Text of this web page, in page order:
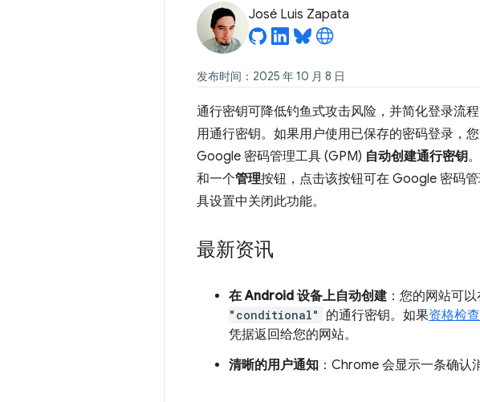
José Luis Zapata
发布时间：2025 年 10 月 8 日
通行密钥可降低钓鱼式攻击风险，并简化登录流
用通行密钥。如果用户使用已保存的密码登录，
Google 密码管理工具 (GPM) 自动创建通行密钥
和一个管理按钮，点击该按钮可在 Google 密码
具设置中关闭此功能。
最新资讯
在 Android 设备上自动创建 ：您的网站可
"conditional"
的通行密钥。如果资格检查
凭据返回给您的网站。
清晰的用户通知 ：Chrome 会显示一条确认